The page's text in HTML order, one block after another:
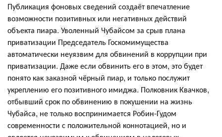
Публикация фоновых сведений создаёт впечатление
возможности позитивных или негативных действий
объекта пиара. Уволенный Чубайсом за срыв плана
приватизации Председатель Госкомимущества
автоматически неуязвим для обвинений в коррупции при
приватизации. Даже если обвинить его в этом, это будет
понято как заказной чёрный пиар, и только послужит
укреплению его позитивного имиджа. Полковник Квачков,
отбывший срок по обвинению в покушении на жизнь
Чубайса, не только воспринимается Робин-Гудом
современности с положительной коннотацией, но и